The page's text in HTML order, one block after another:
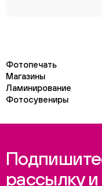
Фотопечать
Магазины
Ламинирование
Фотосувениры
рассылку